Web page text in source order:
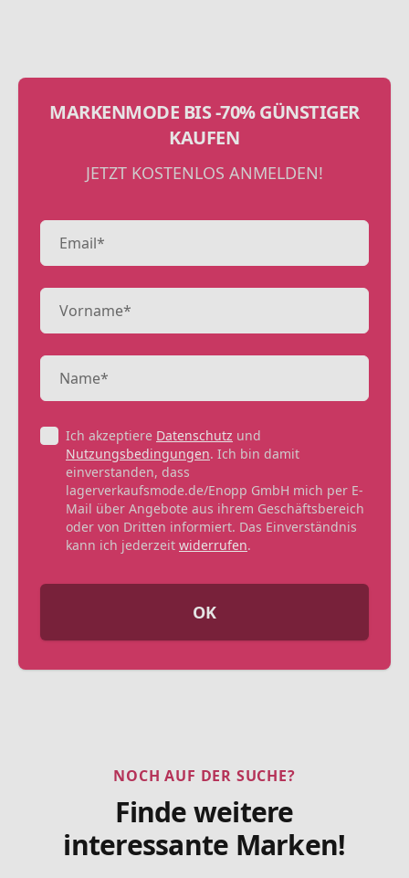
MARKENMODE BIS -70% GÜNSTIGER
KAUFEN
JETZT KOSTENLOS ANMELDEN!
Ich akzeptiere Datenschutz und
Nutzungsbedingungen. Ich bin damit
einverstanden, dass
lagerverkaufsmode.de/Enopp GmbH mich per E-
Mail über Angebote aus ihrem Geschäftsbereich
oder von Dritten informiert. Das Einverständnis
kann ich jederzeit widerrufen.
OK
NOCH AUF DER SUCHE?
Finde weitere
interessante Marken!